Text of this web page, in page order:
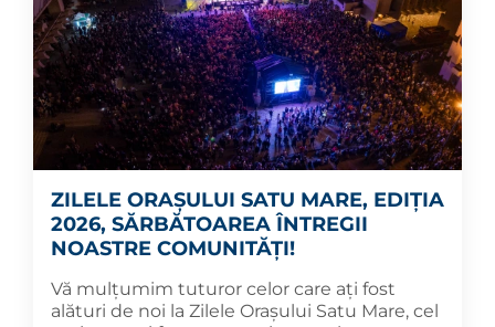
ZILELE ORAȘULUI SATU MARE, EDIȚIA
2026, SĂRBĂTOAREA ÎNTREGII
NOASTRE COMUNITĂȚI!
Vă mulțumim tuturor celor care ați fost
alături de noi la Zilele Orașului Satu Mare, cel